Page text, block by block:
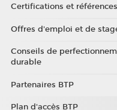
Certifications et
Offres d'emploi et de
Conseils de
durable
Partenaires BTP
Plan d'accès BTP